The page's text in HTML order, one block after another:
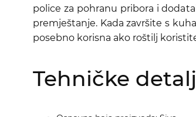
police za pohranu pribora i
premještanje. Kada završite s
posebno korisna ako roštilj
Tehničke